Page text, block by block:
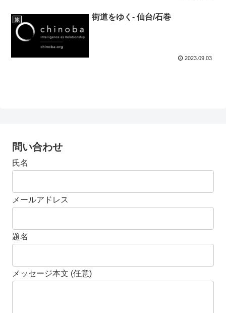
旅 街道をゆく- 仙台/石巻
2023.09.03
問い合わせ
氏名
メールアドレス
題名
メッセージ本文 (任意)